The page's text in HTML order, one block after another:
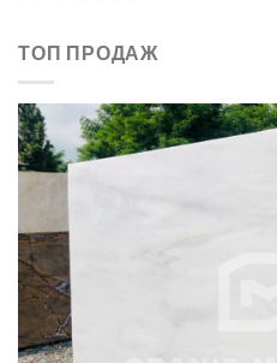
ТОП ПРОДАЖ